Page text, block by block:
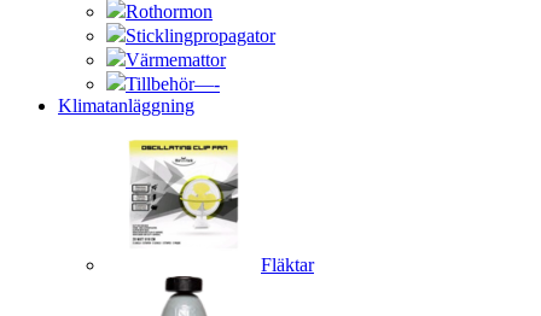
Rothormon
Sticklingpropagator
Värmemattor
Tillbehör—-
Klimatanläggning
Fläktar